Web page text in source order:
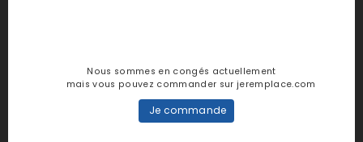
AJOUTER AU PANIER
Nous sommes en congés actuellement
mais vous pouvez commander sur jeremplace.com
Je commande